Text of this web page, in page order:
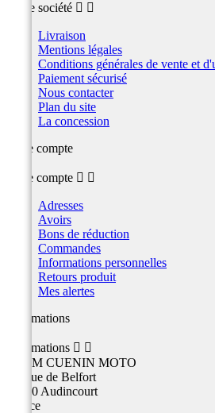
Notre société  
Livraison
Mentions légales
Conditions générales de vente et
Paiement sécurisé
Nous contacter
Plan du site
La concession
Votre compte
Votre compte  
Adresses
Avoirs
Bons de réduction
Commandes
Informations personnelles
Retours produit
Mes alertes
Informations
Informations  
TEAM CUENIN MOTO
26 Rue de Belfort
25400 Audincourt
France